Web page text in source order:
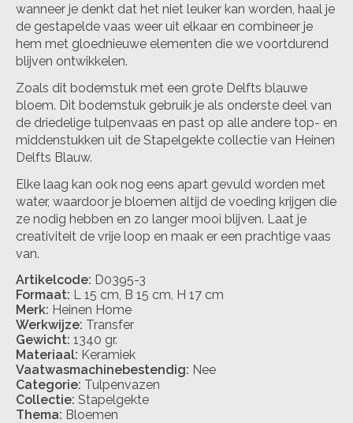
wanneer je denkt dat het niet leuker kan worden, haal je
de gestapelde vaas weer uit elkaar en combineer je
hem met gloednieuwe elementen die we voortdurend
blijven ontwikkelen.
Zoals dit bodemstuk met een grote Delfts blauwe
bloem. Dit bodemstuk gebruik je als onderste deel van
de driedelige tulpenvaas en past op alle andere top- en
middenstukken uit de Stapelgekte collectie van Heinen
Delfts Blauw.
Elke laag kan ook nog eens apart gevuld worden met
water, waardoor je bloemen altijd de voeding krijgen die
ze nodig hebben en zo langer mooi blijven. Laat je
creativiteit de vrije loop en maak er een prachtige vaas
van.
Artikelcode: D0395-3
Formaat: L 15 cm, B 15 cm, H 17 cm
Merk: Heinen Home
Werkwijze: Transfer
Gewicht: 1340 gr.
Materiaal: Keramiek
Vaatwasmachinebestendig: Nee
Categorie: Tulpenvazen
Collectie: Stapelgekte
Thema: Bloemen